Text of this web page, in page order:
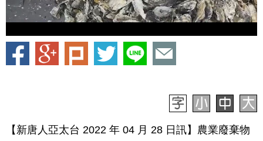
【新唐人亞太台 2022 年 04 月 28 日訊】農業廢棄物